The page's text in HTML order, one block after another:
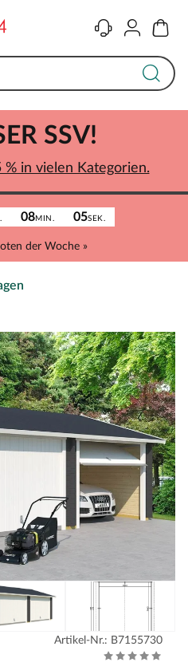
KontaktKonto
08MIN. 05SEK.
der Woche »
SSV!
% in vielen Kategorien.
Artikel-Nr.: B7155730